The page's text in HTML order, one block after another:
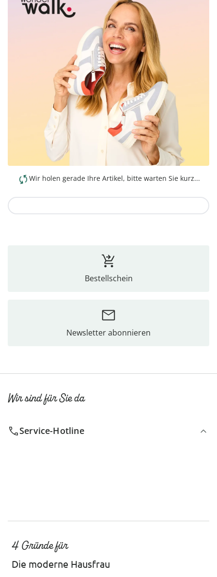
Wir holen gerade Ihre Artikel, bitte warten Sie kurz...
Bestellschein
Newsletter abonnieren
Wir sind für Sie da
Service-Hotline
4 Gründe für
Die moderne Hausfrau